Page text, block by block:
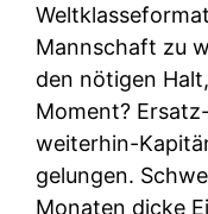
Mannschaft zu
den nötigen
Moment?
weiterhin-
gelungen.
Monaten dicke